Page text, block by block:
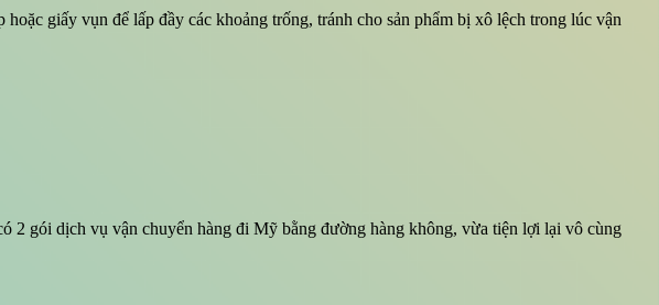
giấy vụn để lấp đầy các khoảng trống, tránh cho sản phẩm bị xô lệch trong lúc vận
2 gói dịch vụ vận chuyển hàng đi Mỹ bằng đường hàng không, vừa tiện lợi lại vô cùng